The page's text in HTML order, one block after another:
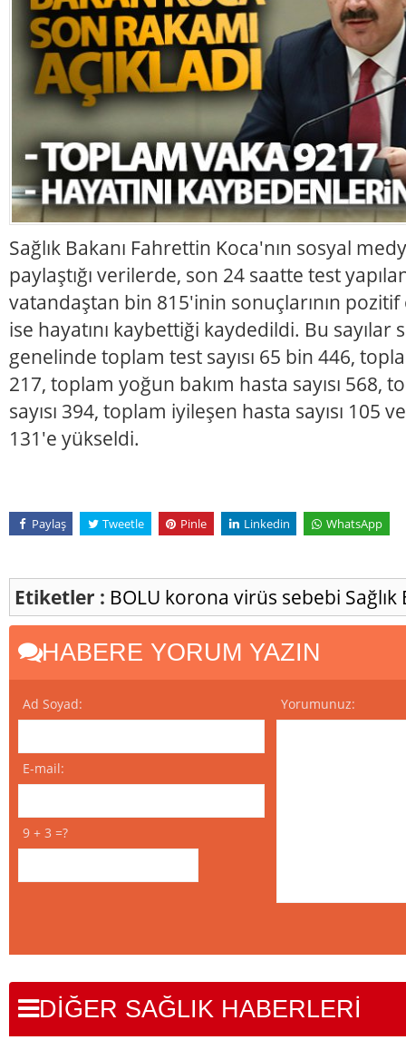
Sağlık Bakanı Fahrettin Koca'nın sosyal
paylaştığı verilerde, son 24 saatte test
vatandaştan bin 815'inin sonuçlarının
ise hayatını kaybettiği kaydedildi. Bu
genelinde toplam test sayısı 65 bin 446,
217, toplam yoğun bakım hasta sayısı 568,
sayısı 394, toplam iyileşen hasta sayısı 105
131'e yükseldi.
Paylaş Tweetle Pinle Linkedin WhatsApp
Etiketler : BOLU korona virüs sebebi
HABERE YORUM YAZIN
Ad Soyad:
E-mail:
9 + 3 =?
Yorumunuz:
DİĞER SAĞLIK HABERLERİ